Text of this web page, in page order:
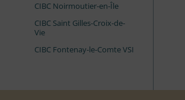
CIBC Noirmoutier-en-Île
CIBC Saint Gilles-Croix-de-
Vie
CIBC Fontenay-le-Comte VSI